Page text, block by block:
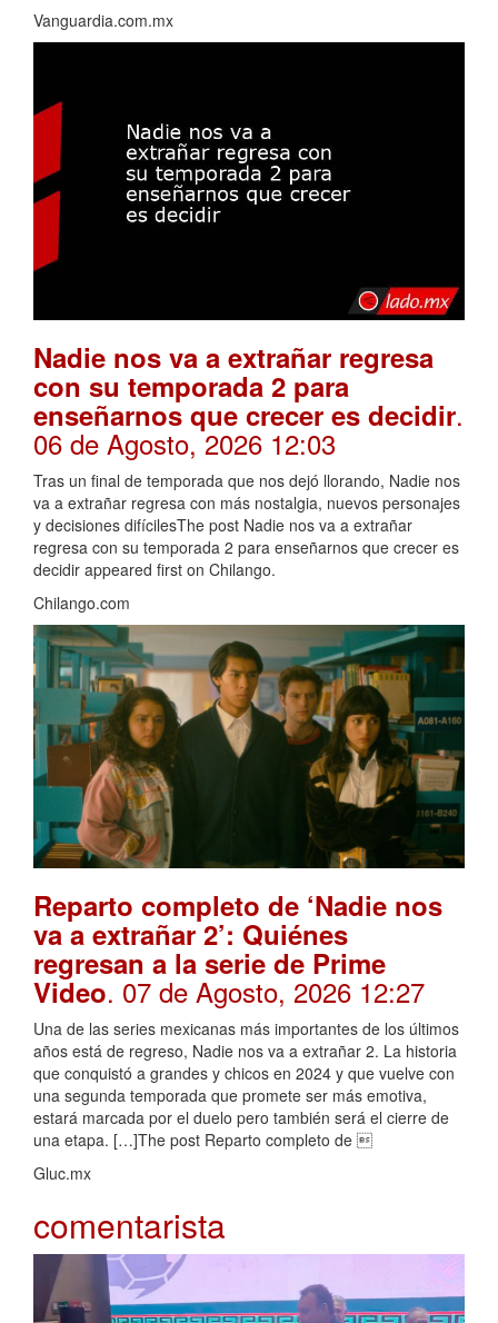
Vanguardia.com.mx
Nadie nos va a extrañar regresa
con su temporada 2 para
enseñarnos que crecer es decidir.
06 de Agosto, 2026 12:03
Tras un final de temporada que nos dejó llorando, Nadie nos
va a extrañar regresa con más nostalgia, nuevos personajes
y decisiones difícilesThe post Nadie nos va a extrañar
regresa con su temporada 2 para enseñarnos que crecer es
decidir appeared first on Chilango.
Chilango.com
Reparto completo de ‘Nadie nos
va a extrañar 2’: Quiénes
regresan a la serie de Prime
Video. 07 de Agosto, 2026 12:27
Una de las series mexicanas más importantes de los últimos
años está de regreso, Nadie nos va a extrañar 2. La historia
que conquistó a grandes y chicos en 2024 y que vuelve con
una segunda temporada que promete ser más emotiva,
estará marcada por el duelo pero también será el cierre de
una etapa. […]The post Reparto completo de 
Gluc.mx
comentarista